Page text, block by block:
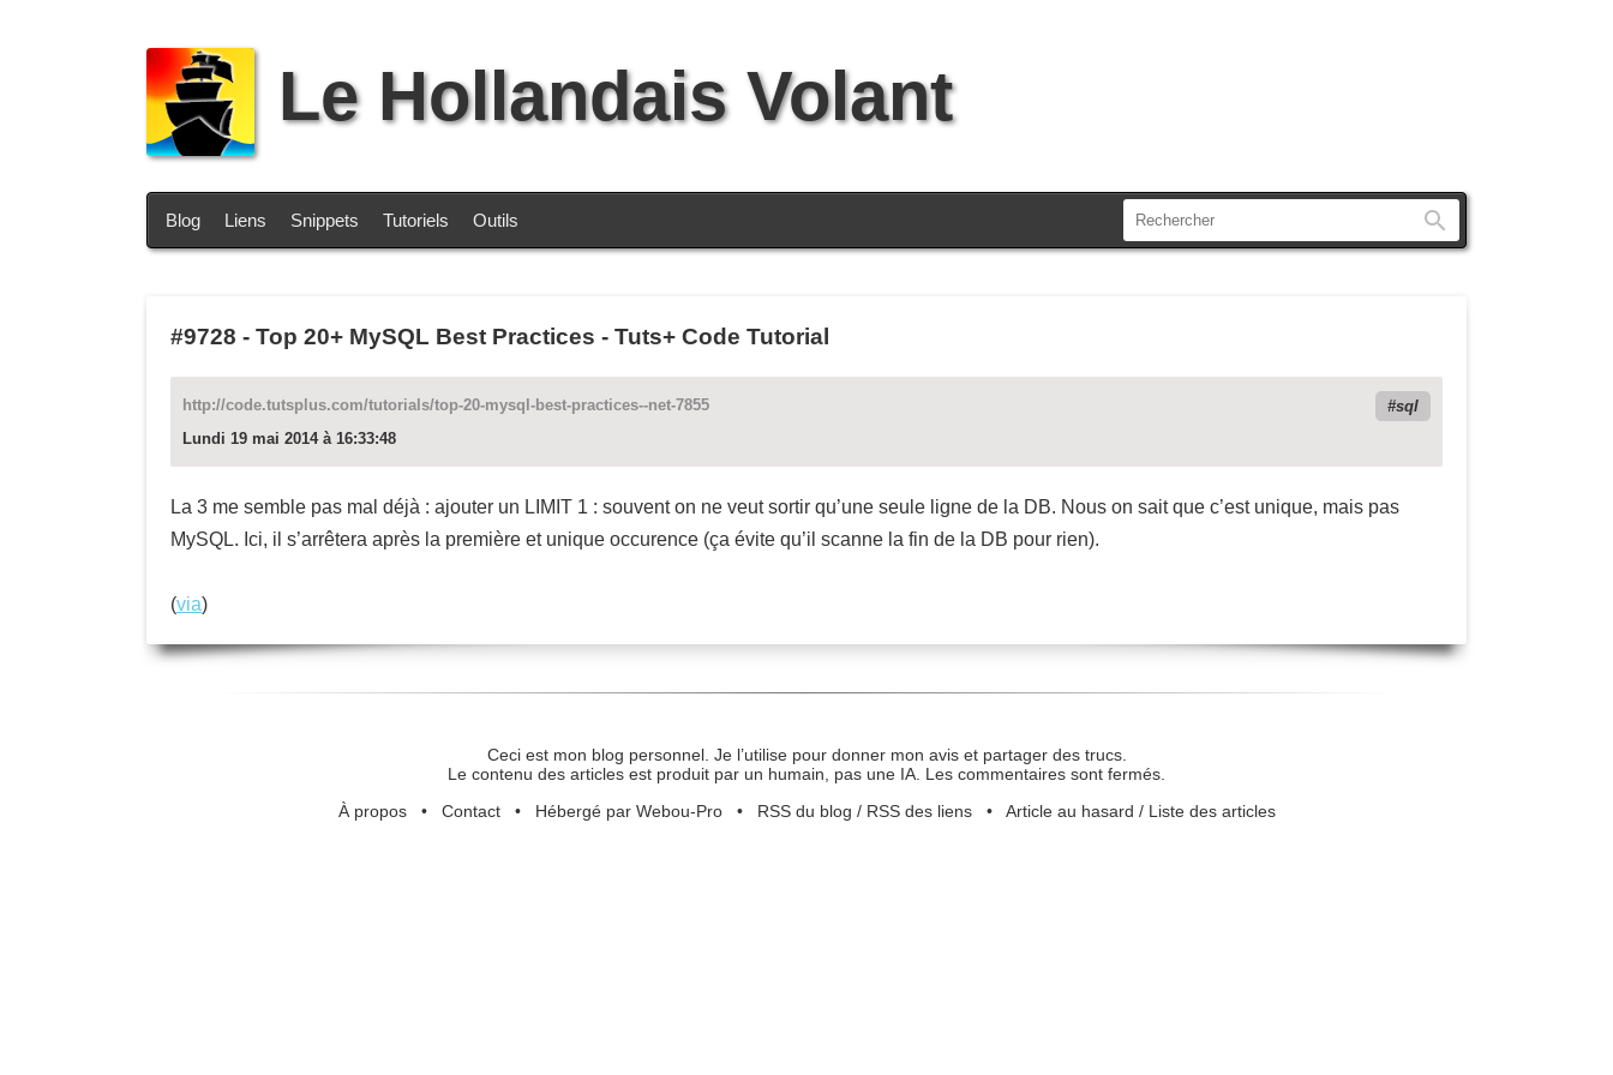
Le Hollandais Volant
Blog Liens Snippets Tutoriels Outils
#9728 - Top 20+ MySQL Best Practices - Tuts+ Code Tutorial
http://code.tutsplus.com/tutorials/top-20-mysql-best-practices--net-7855
sql
Lundi 19 mai 2014 à 16:33:48
La 3 me semble pas mal déjà : ajouter un LIMIT 1 : souvent on ne veut sortir qu’une seule ligne de la DB. Nous on sait que c’est unique, mais pas
MySQL. Ici, il s’arrêtera après la première et unique occurence (ça évite qu’il scanne la fin de la DB pour rien).
(via)
Ceci est mon blog personnel. Je l’utilise pour donner mon avis et partager des trucs.
Le contenu des articles est produit par un humain, pas une IA. Les commentaires sont fermés.
À propos• Contact• Hébergé par Webou-Pro• RSS du blog / RSS des liens• Article au hasard / Liste des articles